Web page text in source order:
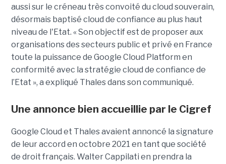
aussi sur le créneau très convoité du cloud souverain,
désormais baptisé cloud de confiance au plus haut
niveau de l'Etat. « Son objectif est de proposer aux
organisations des secteurs public et privé en France
toute la puissance de Google Cloud Platform en
conformité avec la stratégie cloud de confiance de
l’Etat », a expliqué Thales dans son communiqué.
Une annonce bien accueillie par le Cigref
Google Cloud et Thales avaient annoncé la signature
de leur accord en octobre 2021 en tant que société
de droit français. Walter Cappilati en prendra la